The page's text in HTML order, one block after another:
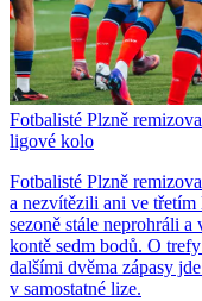
Fotbalisté Plzně
ligové kolo
Fotbalisté Plzně
a nezvítězili ani ve
sezoně stále neprohráli
kontě sedm bodů. O
dalšími dvěma zápasy
v samostatné lize.